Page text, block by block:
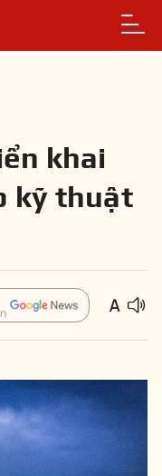
khai
kỹ thuật